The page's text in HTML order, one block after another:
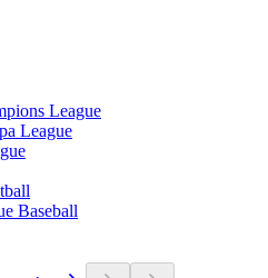
League
League
Baseball